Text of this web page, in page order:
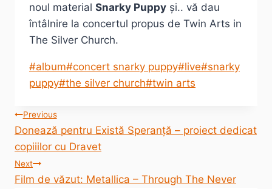
noul material Snarky Puppy și.. vă dau
întâlnire la concertul propus de Twin Arts in
The Silver Church.
Post
Tags:
#album#concert snarky puppy#live#snarky
puppy#the silver church#twin arts
Post
navigation
Previous
Donează pentru Există Speranță – proiect dedicat
copiiilor cu Dravet
Next
Film de văzut: Metallica – Through The Never